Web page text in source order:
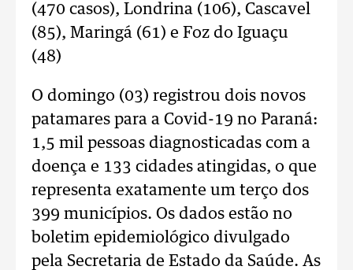
(470 casos), Londrina (106), Cascavel
(85), Maringá (61) e Foz do Iguaçu
(48)
O domingo (03) registrou dois novos
patamares para a Covid-19 no Paraná:
1,5 mil pessoas diagnosticadas com a
doença e 133 cidades atingidas, o que
representa exatamente um terço dos
399 municípios. Os dados estão no
boletim epidemiológico divulgado
pela Secretaria de Estado da Saúde. As